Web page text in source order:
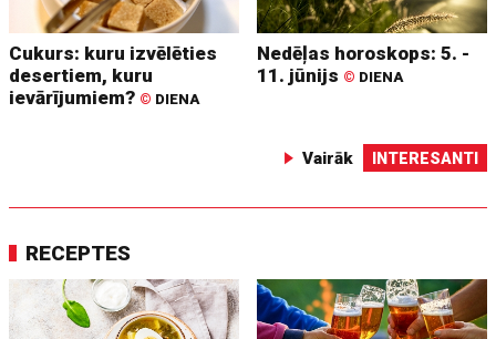
Cukurs: kuru izvēlēties
desertiem, kuru
ievārījumiem? © DIENA
Nedēļas horoskops: 5. -
11. jūnijs © DIENA
Vairāk INTERESANTI
RECEPTES